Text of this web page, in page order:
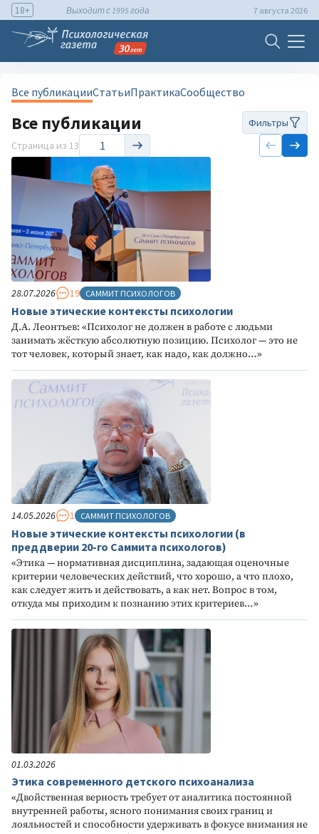
18+ Выходит с 1995 года 7 августа 2026
Все публикацииСтатьиПрактикаСообщество
Все публикации
Фильтры
Страница из 13
28.07.2026 19 САММИТ ПСИХОЛОГОВ
Новые этические контексты психологии
Д.А. Леонтьев: «Психолог не должен в работе с людьми
занимать жёсткую абсолютную позицию. Психолог — это не
тот человек, который знает, как надо, как должно…»
14.05.2026 1 САММИТ ПСИХОЛОГОВ
Новые этические контексты психологии (в
преддверии 20-го Саммита психологов)
«Этика — нормативная дисциплина, задающая оценочные
критерии человеческих действий, что хорошо, а что плохо,
как следует жить и действовать, а как нет. Вопрос в том,
откуда мы приходим к познанию этих критериев…»
01.03.2026
Этика современного детского психоанализа
«Двойственная верность требует от аналитика постоянной
внутренней работы, ясного понимания своих границ и
лояльностей и способности удерживать в фокусе внимания не